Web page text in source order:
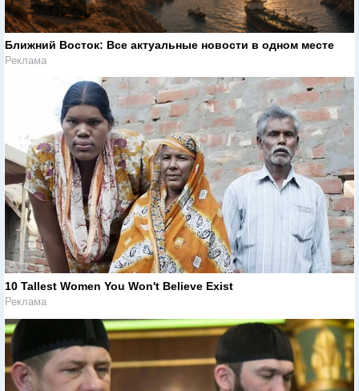
Ближний Восток: Все актуальные новости в одном месте
Реклама
10 Tallest Women You Won't Believe Exist
Реклама